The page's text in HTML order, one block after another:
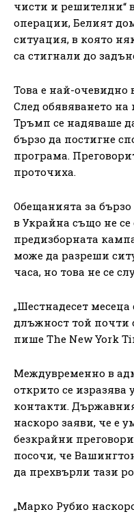
чисти и решителни“
операции, Белият
ситуация, в която
са стигнали до
Това е най-очевидно
След обявяването на
Тръмп се надяваше
бързо да постигне
програма.
проточиха.
Обещанията за
в Украйна също не
предизборната
може да разреши
часа, но това не се
„Шестнадесет
длъжност той почти
пише The New York
Междувременно в
открито се изразява
контакти.
наскоро заяви, че е
безкрайни
посочи, че
да прехвърли тази
„Марко Рубио